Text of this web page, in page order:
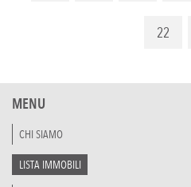
22
MENU
CHI SIAMO
LISTA IMMOBILI